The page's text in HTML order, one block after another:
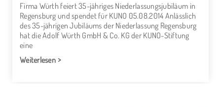
Firma Würth feiert 35-jähriges Niederlassungsjubiläum in
Regensburg und spendet für KUNO 05.08.2014 Anlässlich
des 35-jährigen Jubiläums der Niederlassung Regensburg
hat die Adolf Würth GmbH & Co. KG der KUNO-Stiftung
eine
Weiterlesen